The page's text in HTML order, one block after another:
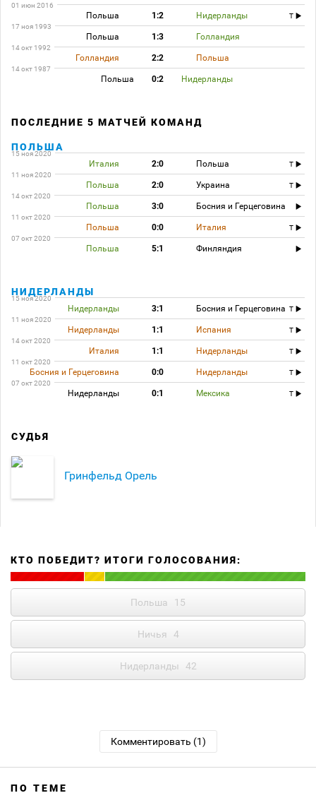
01 июн 2016
Польша 1:2 Нидерланды
T
17 ноя 1993
Польша 1:3 Голландия
14 окт 1992
Голландия 2:2 Польша
14 окт 1987
Польша 0:2 Нидерланды
ПОСЛЕДНИЕ 5 МАТЧЕЙ КОМАНД
ПОЛЬША
15 ноя 2020
Италия 2:0 Польша
T
11 ноя 2020
Польша 2:0 Украина
T
14 окт 2020
Польша 3:0 Босния и Герцеговина
11 окт 2020
Польша 0:0 Италия
T
07 окт 2020
Польша 5:1 Финляндия
НИДЕРЛАНДЫ
15 ноя 2020
Нидерланды 3:1 Босния и Герцеговина T
11 ноя 2020
Нидерланды 1:1 Испания
T
14 окт 2020
Италия 1:1 Нидерланды
T
11 окт 2020
Босния и Герцеговина 0:0 Нидерланды
T
07 окт 2020
Нидерланды 0:1 Мексика T
СУДЬЯ
Гринфельд Орель
КТО ПОБЕДИТ? ИТОГИ ГОЛОСОВАНИЯ:
Польша 15
Ничья 4
Нидерланды 42
Комментировать (1)
ПО ТЕМЕ